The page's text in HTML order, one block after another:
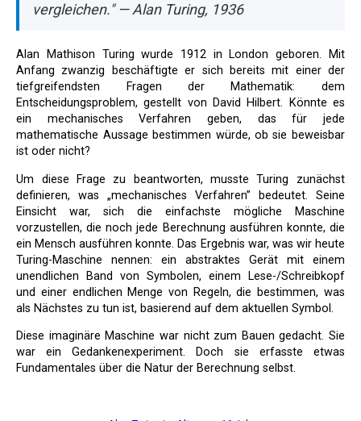
vergleichen." — Alan Turing, 1936
Alan Mathison Turing wurde 1912 in London geboren. Mit
Anfang zwanzig beschäftigte er sich bereits mit einer der
tiefgreifendsten Fragen der Mathematik: dem
Entscheidungsproblem, gestellt von David Hilbert. Könnte es
ein mechanisches Verfahren geben, das für jede
mathematische Aussage bestimmen würde, ob sie beweisbar
ist oder nicht?
Um diese Frage zu beantworten, musste Turing zunächst
definieren, was „mechanisches Verfahren” bedeutet. Seine
Einsicht war, sich die einfachste mögliche Maschine
vorzustellen, die noch jede Berechnung ausführen konnte, die
ein Mensch ausführen konnte. Das Ergebnis war, was wir heute
Turing-Maschine nennen: ein abstraktes Gerät mit einem
unendlichen Band von Symbolen, einem Lese-/Schreibkopf
und einer endlichen Menge von Regeln, die bestimmen, was
als Nächstes zu tun ist, basierend auf dem aktuellen Symbol.
Diese imaginäre Maschine war nicht zum Bauen gedacht. Sie
war ein Gedankenexperiment. Doch sie erfasste etwas
Fundamentales über die Natur der Berechnung selbst.